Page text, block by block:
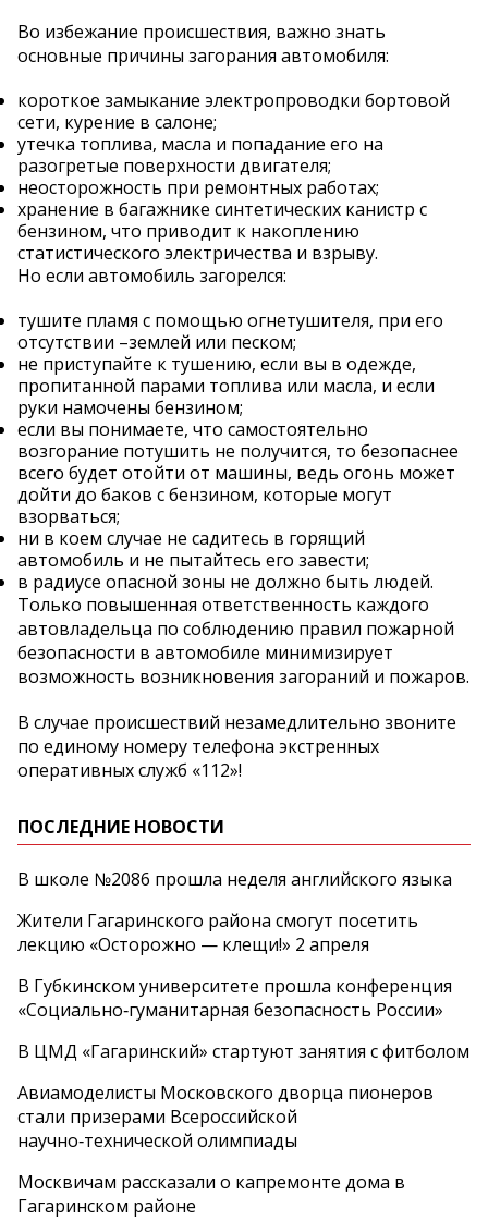
Во избежание происшествия, важно знать
основные причины загорания автомобиля:
короткое замыкание электропроводки бортовой
сети, курение в салоне;
утечка топлива, масла и попадание его на
разогретые поверхности двигателя;
неосторожность при ремонтных работах;
хранение в багажнике синтетических канистр с
бензином, что приводит к накоплению
статистического электричества и взрыву.
Но если автомобиль загорелся:
тушите пламя с помощью огнетушителя, при его
отсутствии –землей или песком;
не приступайте к тушению, если вы в одежде,
пропитанной парами топлива или масла, и если
руки намочены бензином;
если вы понимаете, что самостоятельно
возгорание потушить не получится, то безопаснее
всего будет отойти от машины, ведь огонь может
дойти до баков с бензином, которые могут
взорваться;
ни в коем случае не садитесь в горящий
автомобиль и не пытайтесь его завести;
в радиусе опасной зоны не должно быть людей.
Только повышенная ответственность каждого
автовладельца по соблюдению правил пожарной
безопасности в автомобиле минимизирует
возможность возникновения загораний и пожаров.
В случае происшествий незамедлительно звоните
по единому номеру телефона экстренных
оперативных служб «112»!
ПОСЛЕДНИЕ НОВОСТИ
В школе №2086 прошла неделя английского языка
Жители Гагаринского района смогут посетить
лекцию «Осторожно — клещи!» 2 апреля
В Губкинском университете прошла конференция
«Социально‑гуманитарная безопасность России»
В ЦМД «Гагаринский» стартуют занятия с фитболом
Авиамоделисты Московского дворца пионеров
стали призерами Всероссийской
научно‑технической олимпиады
Москвичам рассказали о капремонте дома в
Гагаринском районе